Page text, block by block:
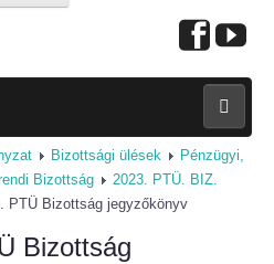
Bizottsági ülések
Pénzügyi,
Bizottság
2023. PTÜ. BIZ.
PTÜ Bizottság jegyzőkönyv
Bizottság